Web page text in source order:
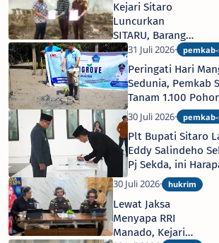
Kejari Sitaro
Luncurkan
SITARU, Barang
Bukti Inkracht
Diantar Gratis
Sampai Rumah
Peringati Hari
Sedunia, Pemkab
Tanam 1.100
Siau Barat Selatan
Plt Bupati Sitaro
Eddy Salindeho
Pj Sekda, ini
Lewat Jaksa
Menyapa RRI
Manado, Kejari